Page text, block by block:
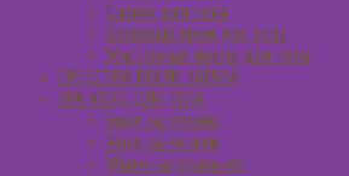
Сливки для тела
Восковый крем для тела
Массажные масла для тела
СРЕДСТВА ПОСЛЕ ЗАГАРА
SPA УХОД ДЛЯ ТЕЛА
Уход за руками
Уход за ногами
Мыло натуральное